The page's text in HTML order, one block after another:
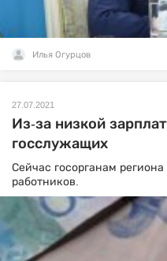
Илья Огурцов
27.07.2021
Из-за низкой
госслужащих
Сейчас госорганам
работников.